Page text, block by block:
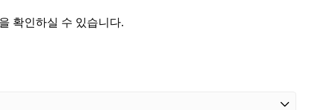
확인하실 수 있습니다.